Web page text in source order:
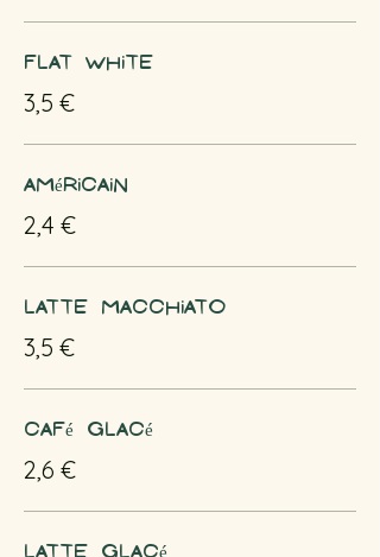
Flat white
3,5 €
Américain
2,4 €
Latte macchiato
3,5 €
Café glacé
2,6 €
Latte glacé